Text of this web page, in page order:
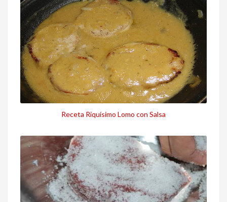
Receta Riquísimo Lomo con Salsa